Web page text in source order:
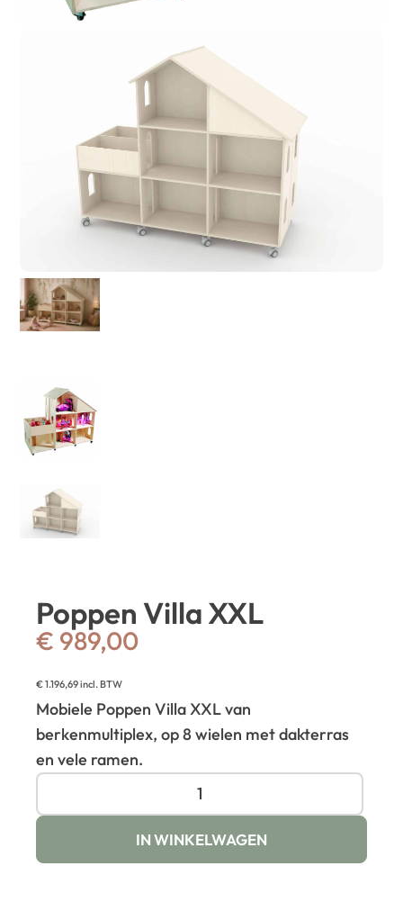
Poppen Villa XXL
€ 989,00
€1.196,69incl. BTW
Mobiele Poppen Villa XXL van
berkenmultiplex, op 8 wielen met dakterras
en vele ramen.
IN WINKELWAGEN